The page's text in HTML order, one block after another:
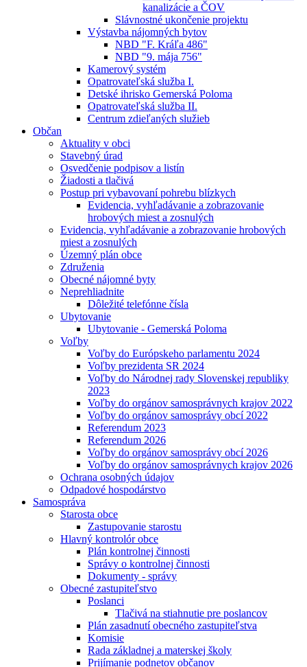
kanalizácie a ČOV
Slávnostné ukončenie projektu
Výstavba nájomných bytov
NBD "F. Kráľa 486"
NBD "9. mája 756"
Kamerový systém
Opatrovateľská služba I.
Detské ihrisko Gemerská Poloma
Opatrovateľská služba II.
Centrum zdieľaných služieb
Občan
Aktuality v obci
Stavebný úrad
Osvedčenie podpisov a listín
Žiadosti a tlačivá
Postup pri vybavovaní pohrebu blízkych
Evidencia, vyhľadávanie a zobrazovanie
hrobových miest a zosnulých
Evidencia, vyhľadávanie a zobrazovanie hrobových
miest a zosnulých
Územný plán obce
Združenia
Obecné nájomné byty
Neprehliadnite
Dôležité telefónne čísla
Ubytovanie
Ubytovanie - Gemerská Poloma
Voľby
Voľby do Európskeho parlamentu 2024
Voľby prezidenta SR 2024
Voľby do Národnej rady Slovenskej republiky
2023
Voľby do orgánov samosprávnych krajov 2022
Voľby do orgánov samosprávy obcí 2022
Referendum 2023
Referendum 2026
Voľby do orgánov samosprávy obcí 2026
Voľby do orgánov samosprávnych krajov 2026
Ochrana osobných údajov
Odpadové hospodárstvo
Samospráva
Starosta obce
Zastupovanie starostu
Hlavný kontrolór obce
Plán kontrolnej činnosti
Správy o kontrolnej činnosti
Dokumenty - správy
Obecné zastupiteľstvo
Poslanci
Tlačivá na stiahnutie pre poslancov
Plán zasadnutí obecného zastupiteľstva
Komisie
Rada základnej a materskej školy
Prijímanie podnetov občanov